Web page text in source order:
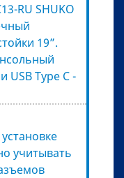
RU SHUKO
19”.
USB Type C -
учитывать